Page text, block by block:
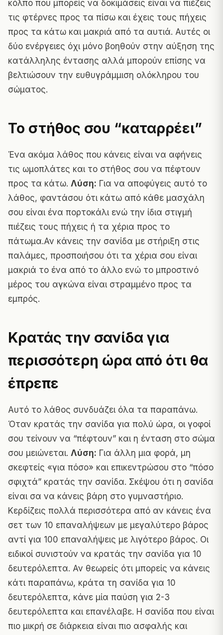
κόλπο που μπορείς να δοκιμάσεις είναι να πιέζεις
τις φτέρνες προς τα πίσω και έχεις τους πήχεις
προς τα κάτω και μακριά από τα αυτιά. Αυτές οι
δύο ενέργειες όχι μόνο βοηθούν στην αύξηση της
κατάλληλης έντασης αλλά μπορούν επίσης να
βελτιώσουν την ευθυγράμμιση ολόκληρου του
σώματος.
To στήθος σου “καταρρέει”
Ένα ακόμα λάθος που κάνεις είναι να αφήνεις
τις ωμοπλάτες και το στήθος σου να πέφτουν
προς τα κάτω. Λύση: Για να αποφύγεις αυτό το
λάθος, φαντάσου ότι κάτω από κάθε μασχάλη
σου είναι ένα πορτοκάλι ενώ την ίδια στιγμή
πιέζεις τους πήχεις ή τα χέρια προς το
πάτωμα.Αν κάνεις την σανίδα με στήριξη στις
παλάμες, προσποιήσου ότι τα χέρια σου είναι
μακριά το ένα από το άλλο ενώ το μπροστινό
μέρος του αγκώνα είναι στραμμένο προς τα
εμπρός.
Κρατάς την σανίδα για
περισσότερη ώρα από ότι θα
έπρεπε
Αυτό το λάθος συνδυάζει όλα τα παραπάνω.
Όταν κρατάς την σανίδα για πολύ ώρα, οι γοφοί
σου τείνουν να “πέφτουν” και η ένταση στο σώμα
σου μειώνεται. Λύση: Για άλλη μια φορά, μη
σκεφτείς «για πόσο» και επικεντρώσου στο “πόσο
σφιχτά” κρατάς την σανίδα. Σκέψου ότι η σανίδα
είναι σα να κάνεις βάρη στο γυμναστήριο.
Κερδίζεις πολλά περισσότερα από αν κάνεις ένα
σετ των 10 επαναλήψεων με μεγαλύτερο βάρος
αντί για 100 επαναλήψεις με λιγότερο βάρος. Οι
ειδικοί συνιστούν να κρατάς την σανίδα για 10
δευτερόλεπτα. Αν θεωρείς ότι μπορείς να κάνεις
κάτι παραπάνω, κράτα τη σανίδα για 10
δευτερόλεπτα, κάνε μία παύση για 2-3
δευτερόλεπτα και επανέλαβε. Η σανίδα που είναι
πιο μικρή σε διάρκεια είναι πιο ασφαλής και